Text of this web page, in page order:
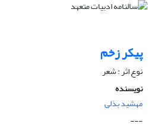
پیکر زخم
نوع اثر : شعر
نویسنده
مهشید بذلی
---